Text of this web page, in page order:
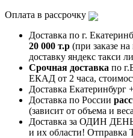
Оплата в рассрочку
Доставка по г.
20 000 т.р (при заказе
доставку яндекс такси
Срочная доставка по
ЕКАД от 2 часа,
Доставка Екатеринбург
Доставка по России
(зависит от объема и
Доставка за ОДИН
и их области!